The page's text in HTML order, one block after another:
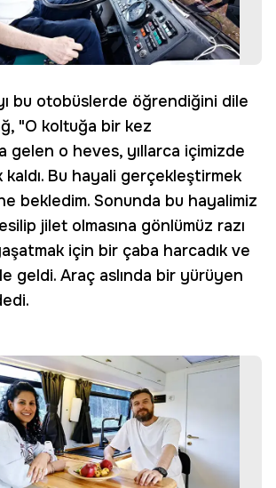
bu otobüslerde öğrendiğini dile
"O koltuğa bir kez
gelen o heves, yıllarca içimizde
Bu hayali gerçekleştirmek
bekledim. Sonunda bu hayalimiz
jilet olmasına gönlümüz razı
için bir çaba harcadık ve
geldi. Araç aslında bir yürüyen